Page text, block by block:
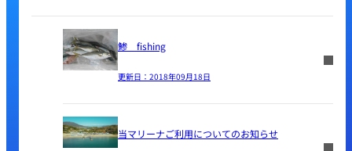
鯵 fishing
更新日： 2018年09月18日
当マリーナご利用についてのお知らせ